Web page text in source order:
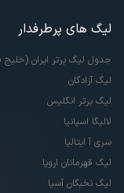
لیگ های پرطرفدار
جدول لیگ برتر ایران
لیگ آزادگان
لیگ برتر انگلیس
لالیگا اسپانیا
سری آ ایتالیا
لیگ قهرمانان اروپا
لیگ نخبگان آسیا